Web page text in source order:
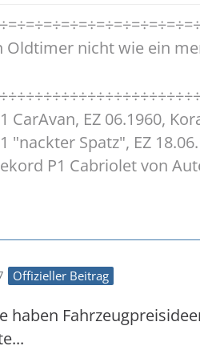
Oldtimer nicht wie ein
CarAvan, EZ 06.1960,
"nackter Spatz", EZ
P1 Cabriolet von
Offizieller Beitrag
haben